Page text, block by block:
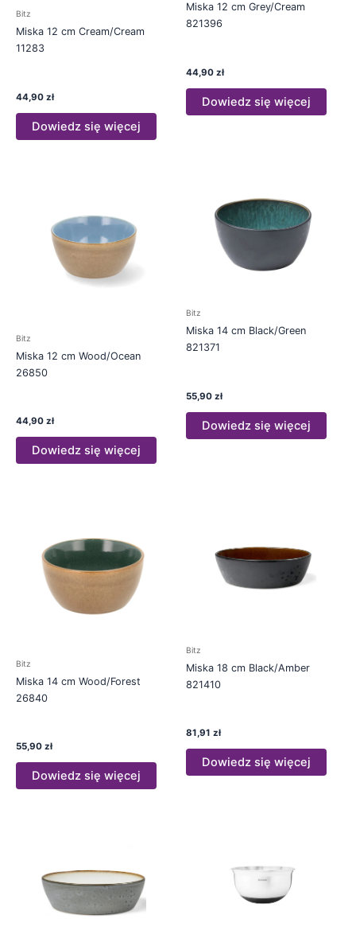
Bitz
Miska 12 cm Cream/Cream
11283
44,90 zł
Dowiedz się więcej
Miska 12 cm Grey/Cream
821396
44,90 zł
Dowiedz się więcej
Bitz
Miska 12 cm Wood/Ocean
26850
44,90 zł
Dowiedz się więcej
Bitz
Miska 14 cm Black/Green
821371
55,90 zł
Dowiedz się więcej
Bitz
Miska 14 cm Wood/Forest
26840
55,90 zł
Dowiedz się więcej
Bitz
Miska 18 cm Black/Amber
821410
81,91 zł
Dowiedz się więcej